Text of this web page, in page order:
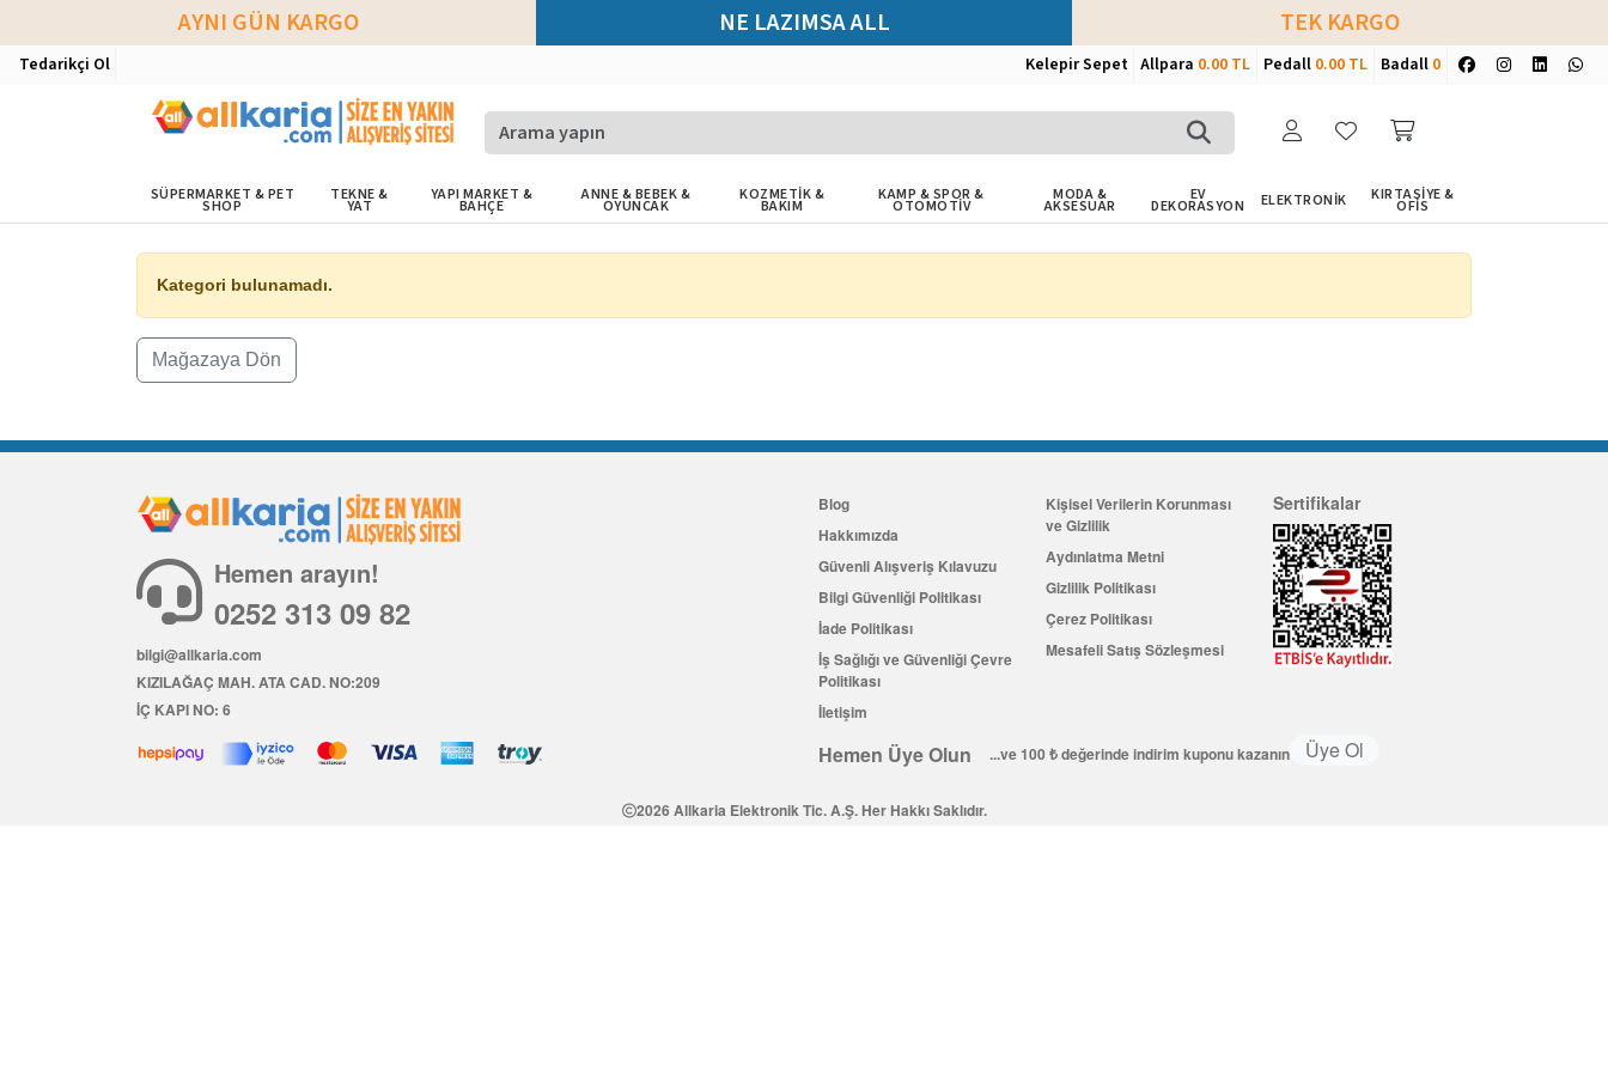
AYNI GÜN KARGO NE LAZIMSA ALL TEK KARGO
Tedarikçi Ol Kelepir Sepet Allpara 0.00 TL Pedall 0.00 TL Badall 0
SÜPERMARKET & PET
SHOP
TEKNE &
YAT
YAPI MARKET &
BAHÇE
ANNE & BEBEK &
OYUNCAK
KOZMETİK &
BAKIM
KAMP & SPOR &
OTOMOTİV
MODA &
AKSESUAR
EV
DEKORASYON ELEKTRONİK KIRTASİYE &
OFİS
Kategori bulunamadı.
Mağazaya Dön
Hemen arayın!
0252 313 09 82
bilgi@allkaria.com
KIZILAĞAÇ MAH. ATA CAD. NO:209
İÇ KAPI NO: 6
Blog
Hakkımızda
Güvenli Alışveriş Kılavuzu
Bilgi Güvenliği Politikası
İade Politikası
İş Sağlığı ve Güvenliği Çevre
Politikası
İletişim
Kişisel Verilerin Korunması
ve Gizlilik
Aydınlatma Metni
Gizlilik Politikası
Çerez Politikası
Mesafeli Satış Sözleşmesi
Sertifikalar
Hemen Üye Olun ...ve 100 ₺ değerinde indirim kuponu kazanın Üye Ol
2026 Allkaria Elektronik Tic. A.Ş. Her Hakkı Saklıdır.